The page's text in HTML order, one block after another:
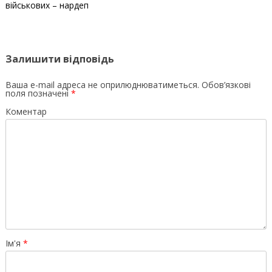
військових – нардеп
Залишити відповідь
Ваша e-mail адреса не оприлюднюватиметься. Обов’язкові
поля позначені *
Коментар
Ім'я *